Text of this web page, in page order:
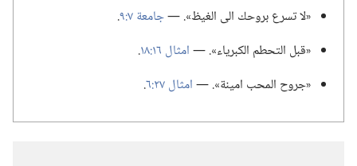
‏«لا تسرع بروحك الى الغيظ».‏ —‏جامعة ٧:‏٩
‏.‏
‏«قبل التحطم الكبرياء».‏ —‏امثال ١٦:‏١٨
‏.‏
‏«جروح المحب امينة».‏ —‏امثال ٢٧:‏٦ ‏.‏